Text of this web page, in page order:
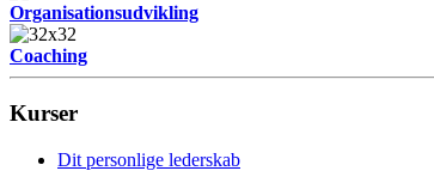
Organisationsudvikling
Coaching
Kurser
Dit personlige lederskab